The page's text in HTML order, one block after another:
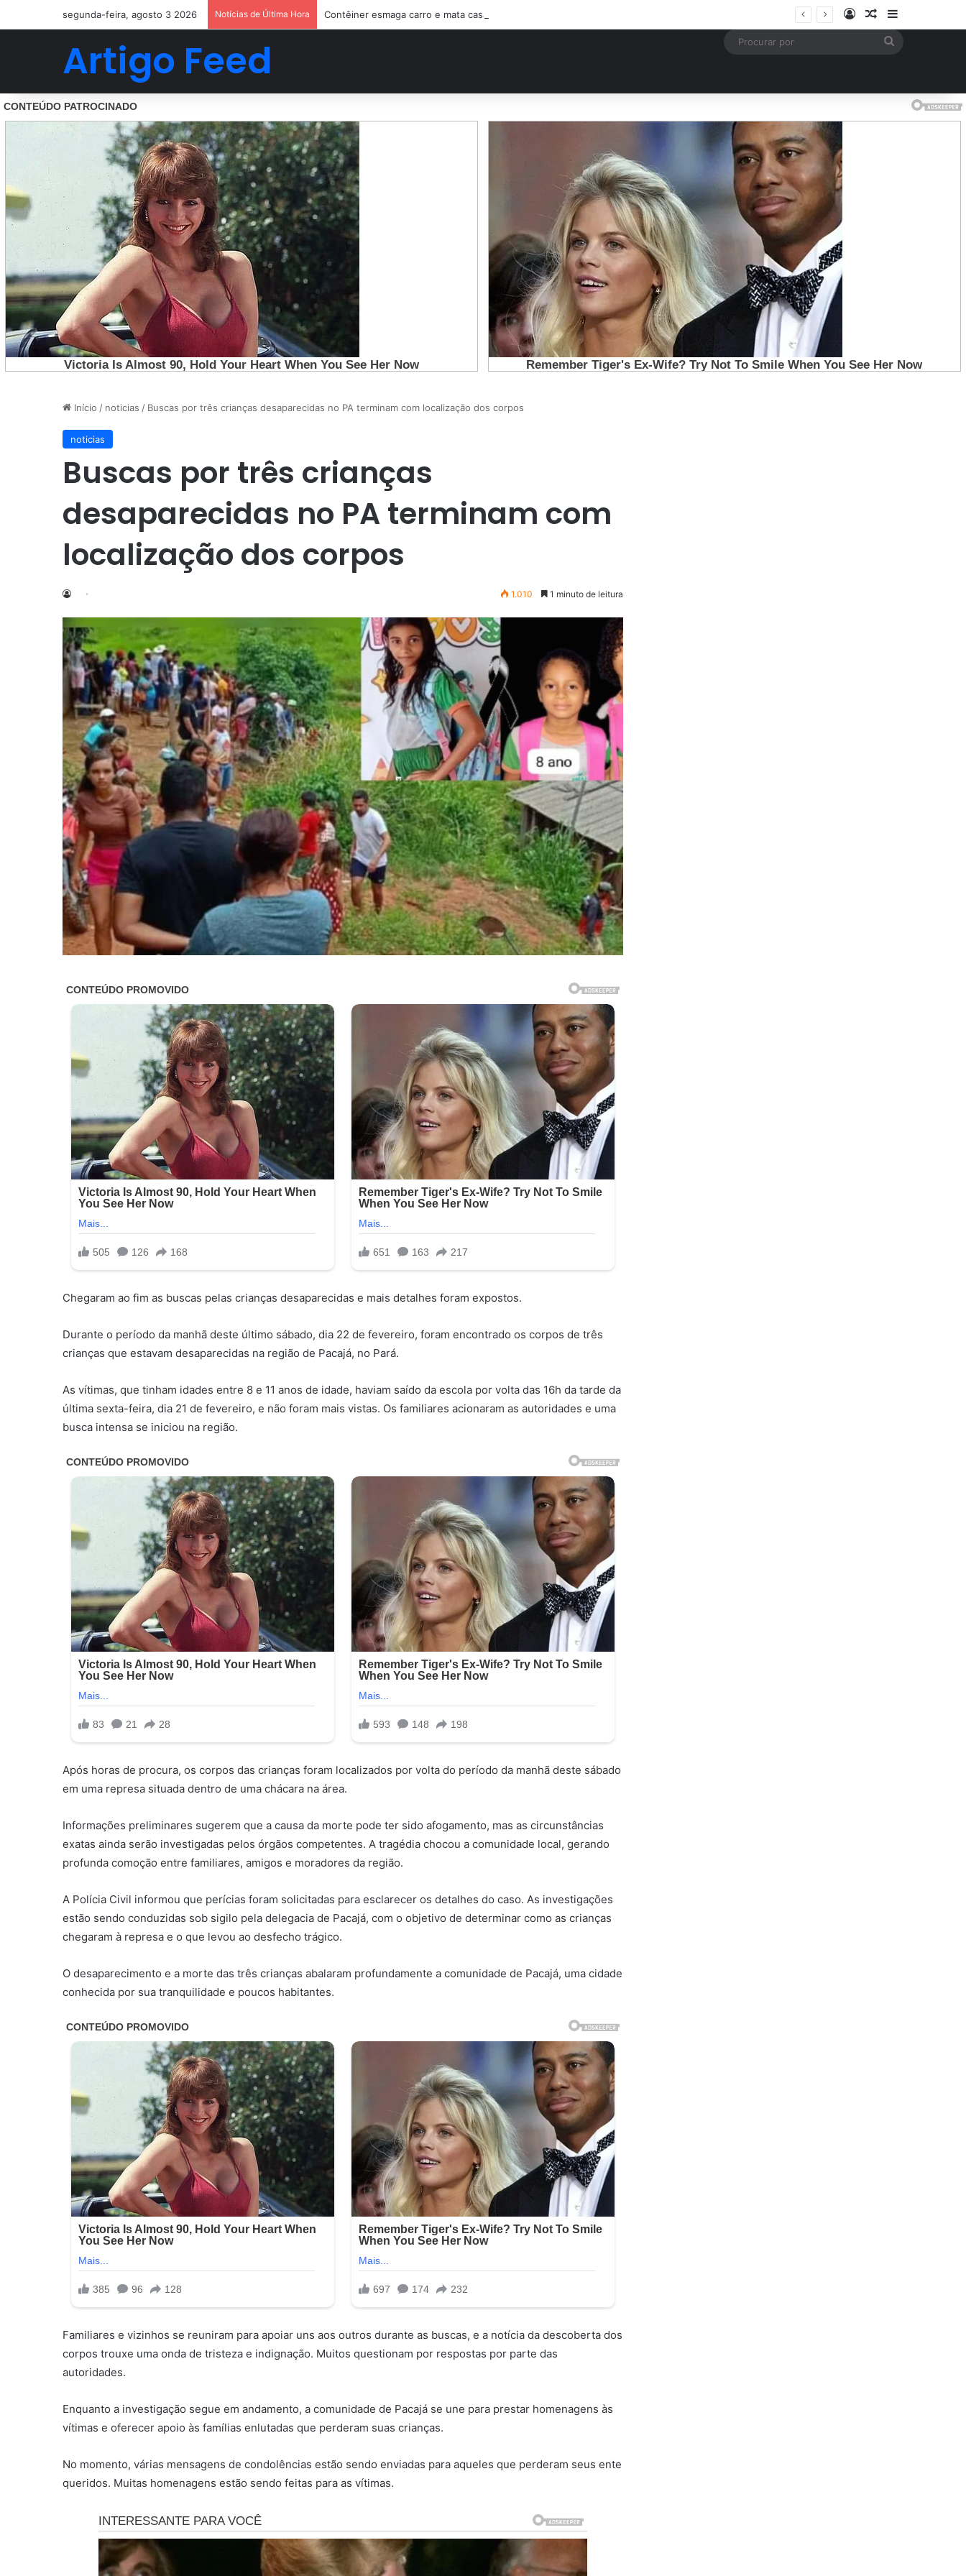
segunda-feira, agosto 3 2026 Notícias de Última Hora Contêiner esmaga carro e mata casal na BR-470; filho sobreviveu…Ver mais EntrarArtigo aleatório
Barra Lateral
Artigo Feed
Início / noticias / Buscas por três crianças desaparecidas no PA terminam com localização dos corpos
noticias
Buscas por três crianças
desaparecidas no PA terminam com
localização dos corpos
1.010 1 minuto de leitura
Chegaram ao fim as buscas pelas crianças desaparecidas e mais detalhes foram expostos.
Durante o período da manhã deste último sábado, dia 22 de fevereiro, foram encontrado os corpos de três
crianças que estavam desaparecidas na região de Pacajá, no Pará.
As vítimas, que tinham idades entre 8 e 11 anos de idade, haviam saído da escola por volta das 16h da tarde da
última sexta-feira, dia 21 de fevereiro, e não foram mais vistas. Os familiares acionaram as autoridades e uma
busca intensa se iniciou na região.
Após horas de procura, os corpos das crianças foram localizados por volta do período da manhã deste sábado
em uma represa situada dentro de uma chácara na área.
Informações preliminares sugerem que a causa da morte pode ter sido afogamento, mas as circunstâncias
exatas ainda serão investigadas pelos órgãos competentes. A tragédia chocou a comunidade local, gerando
profunda comoção entre familiares, amigos e moradores da região.
A Polícia Civil informou que perícias foram solicitadas para esclarecer os detalhes do caso. As investigações
estão sendo conduzidas sob sigilo pela delegacia de Pacajá, com o objetivo de determinar como as crianças
chegaram à represa e o que levou ao desfecho trágico.
O desaparecimento e a morte das três crianças abalaram profundamente a comunidade de Pacajá, uma cidade
conhecida por sua tranquilidade e poucos habitantes.
Familiares e vizinhos se reuniram para apoiar uns aos outros durante as buscas, e a notícia da descoberta dos
corpos trouxe uma onda de tristeza e indignação. Muitos questionam por respostas por parte das
autoridades.
Enquanto a investigação segue em andamento, a comunidade de Pacajá se une para prestar homenagens às
vítimas e oferecer apoio às famílias enlutadas que perderam suas crianças.
No momento, várias mensagens de condolências estão sendo enviadas para aqueles que perderam seus ente
queridos. Muitas homenagens estão sendo feitas para as vítimas.